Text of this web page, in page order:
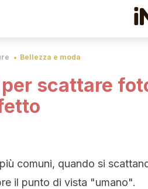
Bellezza e moda
scattare
comuni, quando si
il punto di vista "umano".